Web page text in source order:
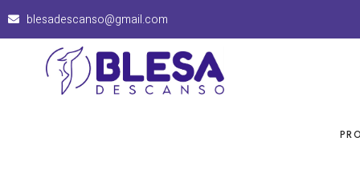
blesadescanso@gmail.com